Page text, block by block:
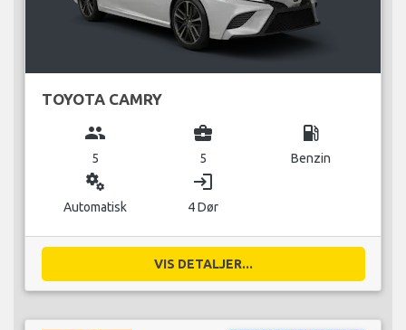
TOYOTA CAMRY
group
5
business_center
5
local_gas_station
Benzin
miscellaneous_services
Automatisk
login
4 Dør
VIS DETALJER...